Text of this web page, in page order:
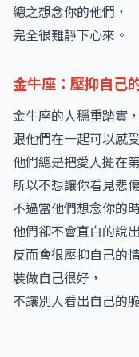
總之想念你的他們，
完全很難靜下心來。
金牛座：壓抑自己
金牛座的人穩重踏實，
跟他們在一起可以感
他們總是把愛人擺在
所以不想讓你看見悲
不過當他們想念你的
他們卻不會直白的說
反而會很壓抑自己的
裝做自己很好，
不讓別人看出自己的